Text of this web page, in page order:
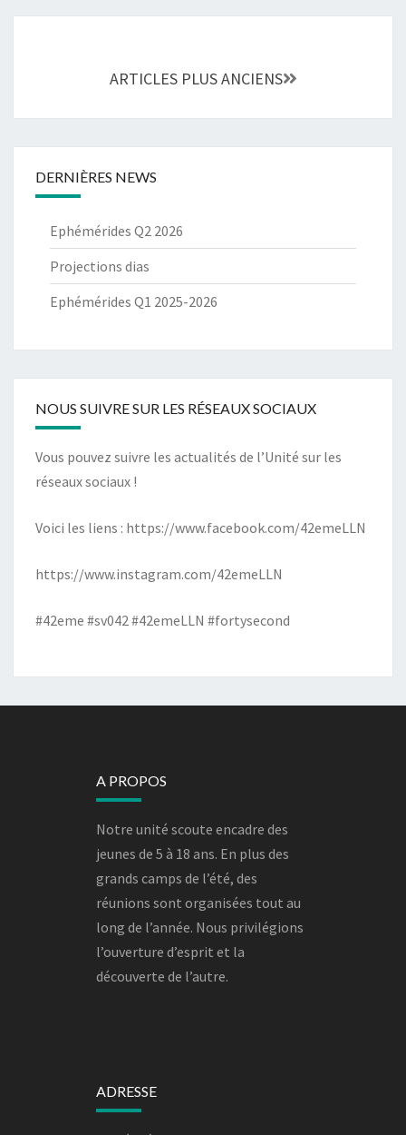
ARTICLES PLUS ANCIENS
DERNIÈRES NEWS
Ephémérides Q2 2026
Projections dias
Ephémérides Q1 2025-2026
NOUS SUIVRE SUR LES RÉSEAUX SOCIAUX
Vous pouvez suivre les actualités de l’Unité sur les
réseaux sociaux !
Voici les liens : https://www.facebook.com/42emeLLN
https://www.instagram.com/42emeLLN
#42eme #sv042 #42emeLLN #fortysecond
A PROPOS
Notre unité scoute encadre des
jeunes de 5 à 18 ans. En plus des
grands camps de l’été, des
réunions sont organisées tout au
long de l’année. Nous privilégions
l’ouverture d’esprit et la
découverte de l’autre.
ADRESSE